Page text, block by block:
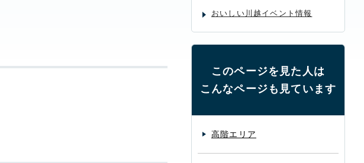
おいしい川越イベント情報
このページを見た人は
こんなページも見ています
高階エリア